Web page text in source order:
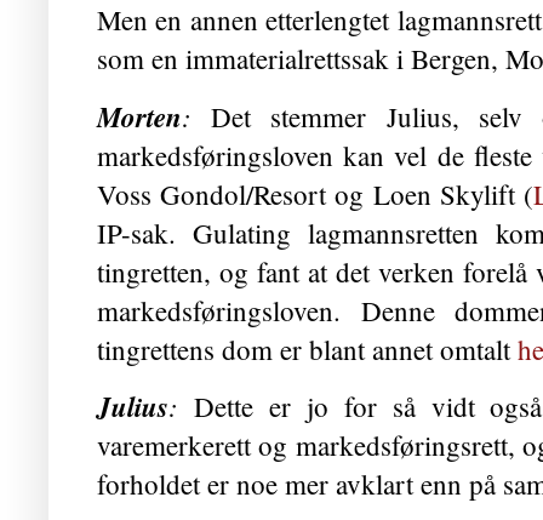
Men en annen etterlengtet
som en immaterialrettssak i Bergen,
Morten: Det stemmer Julius,
markedsføringsloven kan vel de
Voss Gondol/Resort og Loen Skylift (
IP-sak. Gulating lagmannsretten
tingretten, og fant at det verken
markedsføringsloven. Denne
tingrettens dom er blant annet omtalt
Julius: Dette er jo for så vidt
varemerkerett og markedsføringsrett,
forholdet er noe mer avklart enn på